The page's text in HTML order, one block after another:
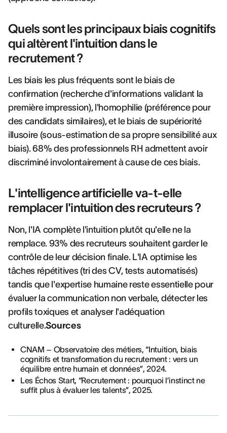
Quels sont les principaux biais cognitifs
qui altèrent l'intuition dans le
recrutement ?
Les biais les plus fréquents sont le biais de
confirmation (recherche d'informations validant la
première impression), l'homophilie (préférence pour
des candidats similaires), et le biais de supériorité
illusoire (sous-estimation de sa propre sensibilité aux
biais). 68% des professionnels RH admettent avoir
discriminé involontairement à cause de ces biais.
L'intelligence artificielle va-t-elle
remplacer l'intuition des recruteurs ?
Non, l'IA complète l'intuition plutôt qu'elle ne la
remplace. 93% des recruteurs souhaitent garder le
contrôle de leur décision finale. L'IA optimise les
tâches répétitives (tri des CV, tests automatisés)
tandis que l'expertise humaine reste essentielle pour
évaluer la communication non verbale, détecter les
profils toxiques et analyser l'adéquation
culturelle.Sources
CNAM – Observatoire des métiers, “Intuition, biais
cognitifs et transformation du recrutement : vers un
équilibre entre humain et données”, 2024.
Les Échos Start, “Recrutement : pourquoi l’instinct ne
suffit plus à évaluer les talents”, 2025.